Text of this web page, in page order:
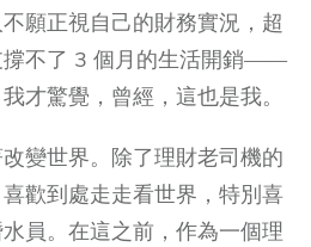
願正視自己的財務實況，超
撐不了 3 個月的生活開銷——
才驚覺，曾經，這也是我。
變世界。除了理財老司機的
歡到處走走看世界，特別喜
員。在這之前，作為一個理